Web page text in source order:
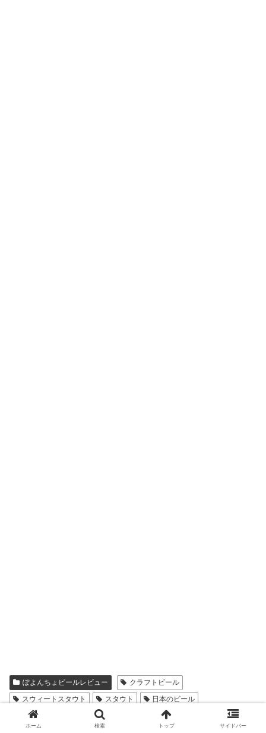
ぽよんちょビールレビュー
クラフトビール
スウィートスタウト
スタウト 日本のビール
ホーム 検索 トップ サイドバー